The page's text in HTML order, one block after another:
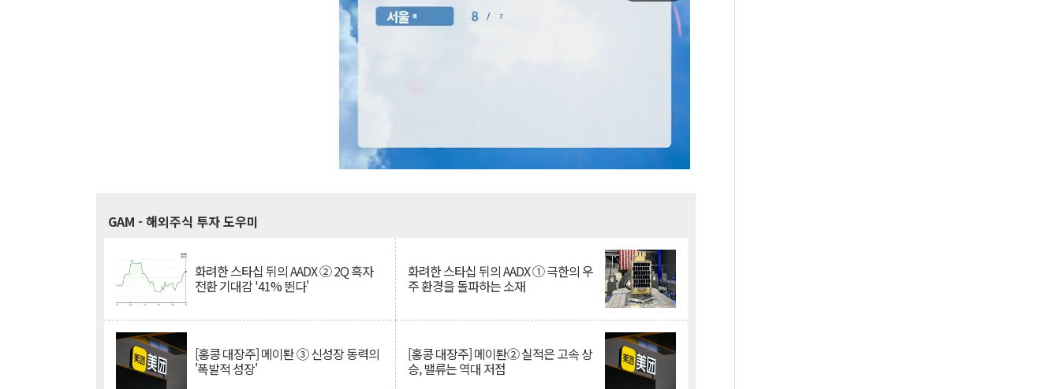
GAM - 해외주식 투자 도우미
화려한 스타십 뒤의 AADX ② 2Q 흑자
전환 기대감 '41% 뛴다'
화려한 스타십 뒤의 AADX ① 극한의 우
주 환경을 돌파하는 소재
[홍콩 대장주] 메이퇀 ③ 신성장 동력의
'폭발적 성장'
[홍콩 대장주] 메이퇀② 실적은 고속 상
승, 밸류는 역대 저점